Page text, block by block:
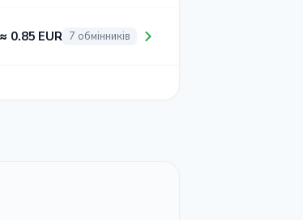
0.85 EUR 7 обмінників